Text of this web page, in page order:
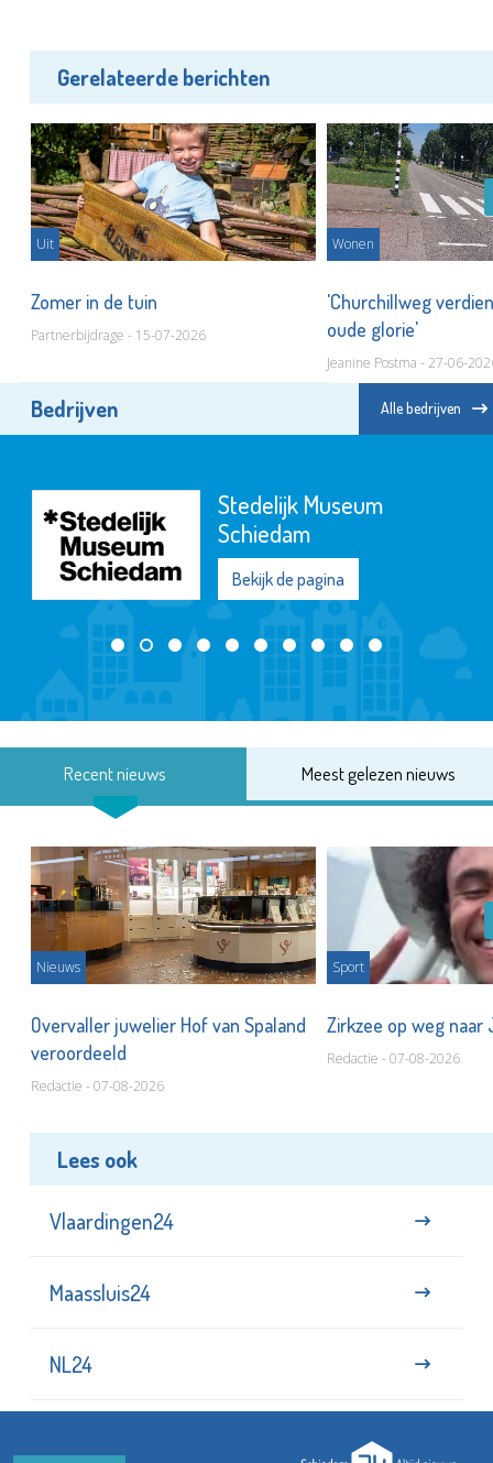
Gerelateerde berichten
Uit
Zomer in de tuin
Partnerbijdrage - 15-07-2026
Wonen
'Churchillweg
oude glorie'
Jeanine Postma - 27-06-
Bedrijven Alle bedrijven
Stedelijk Museum
Schiedam
Bekijk de pagina
Recent nieuws Meest gelezen nieuws
Nieuws
Overvaller juwelier Hof van Spaland
veroordeeld
Redactie - 07-08-2026
Sport
Zirkzee op weg
Redactie - 07-08-2026
Lees ook
Vlaardingen24
Maassluis24
NL24